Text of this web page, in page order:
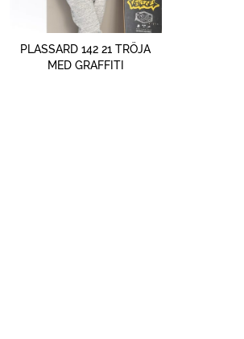
SNABBTITT
PLASSARD 142 21 TRÖJA
MED GRAFFITI